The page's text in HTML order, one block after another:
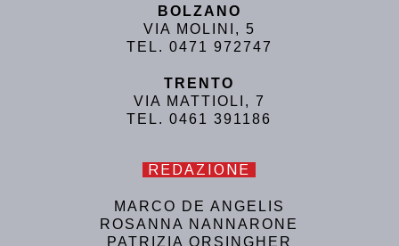
BOLZANO
VIA MOLINI, 5
TEL. 0471 972747
TRENTO
VIA MATTIOLI, 7
TEL. 0461 391186
REDAZIONE
MARCO DE ANGELIS
ROSANNA NANNARONE
PATRIZIA ORSINGHER